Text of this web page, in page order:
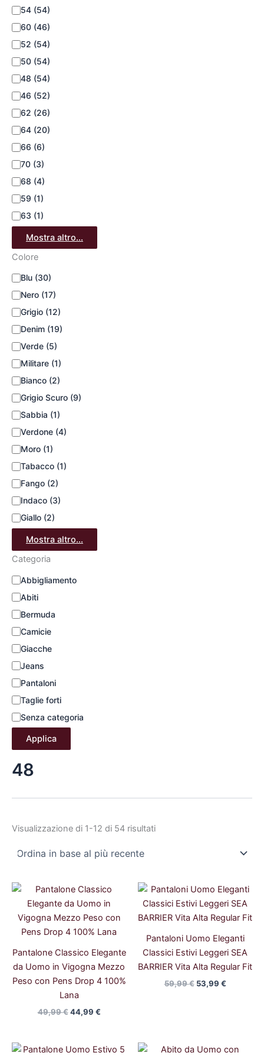
54 (54)
60 (46)
52 (54)
50 (54)
48 (54)
46 (52)
62 (26)
64 (20)
66 (6)
70 (3)
68 (4)
59 (1)
63 (1)
Mostra altro...
Colore
Blu (30)
Nero (17)
Grigio (12)
Denim (19)
Verde (5)
Militare (1)
Bianco (2)
Grigio Scuro (9)
Sabbia (1)
Verdone (4)
Moro (1)
Tabacco (1)
Fango (2)
Indaco (3)
Giallo (2)
Mostra altro...
Categoria
Abbigliamento
Abiti
Bermuda
Camicie
Giacche
Jeans
Pantaloni
Taglie forti
Senza categoria
Applica
48
Visualizzazione di 1-12 di 54 risultati
Pantalone Classico Elegante
da Uomo in Vigogna Mezzo
Peso con Pens Drop 4 100%
Lana
49,99€
Il
originale
era:
49,99 €.
44,99 €
Il
attuale
è:
Pantaloni Uomo Eleganti
Classici Estivi Leggeri SEA
BARRIER Vita Alta Regular Fit
59,99€
Il
originale
era:
53,99 €
Il
prezzo
attuale
è: